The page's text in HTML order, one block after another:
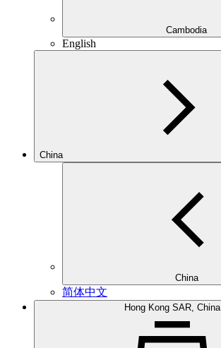
Cambodia
English
China
China
简体中文
Hong Kong SAR, China